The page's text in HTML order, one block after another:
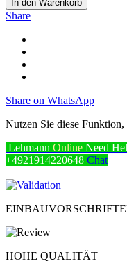
In den Warenkorb
Share
Share on WhatsApp
Nutzen Sie diese
Lehmann Online Need
+4921914220648 Chat
HOHE QUALITÄT